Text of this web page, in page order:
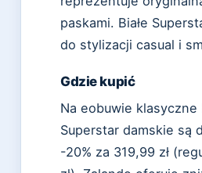
paskami. Białe
do stylizacji casual i
Gdzie kupić
Na eobuwie klasyczne
Superstar damskie są
-20% za 319,99 zł